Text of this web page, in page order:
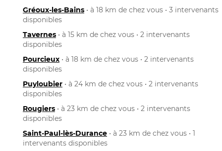
Gréoux-les-Bains • à 18 km de chez vous • 3 intervenants
disponibles
Tavernes • à 15 km de chez vous • 2 intervenants
disponibles
Pourcieux • à 18 km de chez vous • 2 intervenants
disponibles
Puyloubier • à 24 km de chez vous • 2 intervenants
disponibles
Rougiers • à 23 km de chez vous • 2 intervenants
disponibles
Saint-Paul-lès-Durance • à 23 km de chez vous • 1
intervenants disponibles